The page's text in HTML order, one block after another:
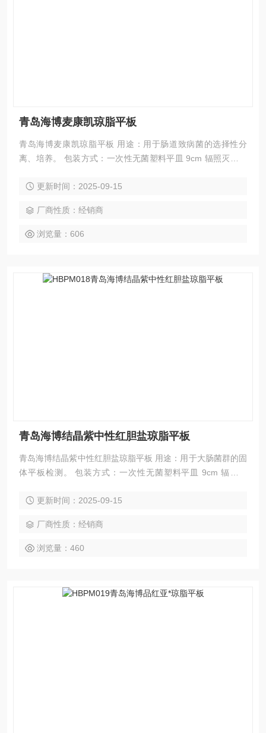
青岛海博麦康凯琼脂平板
青岛海博麦康凯琼脂平板 用途：用于肠道致病菌的选择性分
离、培养。 包装方式：一次性无菌塑料平皿 9cm 辐照灭菌。
更新时间：2025-09-15
厂商性质：经销商
浏览量：606
青岛海博结晶紫中性红胆盐琼脂平板
青岛海博结晶紫中性红胆盐琼脂平板 用途：用于大肠菌群的固
体平板检测。 包装方式：一次性无菌塑料平皿 9cm 辐照灭
更新时间：2025-09-15
厂商性质：经销商
浏览量：460